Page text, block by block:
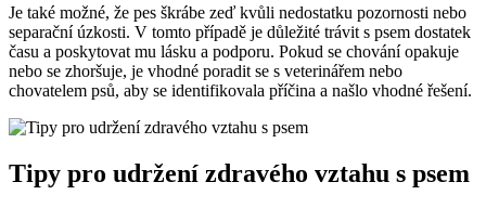
Je také možné, že pes škrábe zeď kvůli nedostatku pozornosti nebo
separační úzkosti. V tomto případě je důležité trávit s psem dostatek
času a poskytovat mu lásku a podporu. Pokud se chování opakuje
nebo se zhoršuje, je vhodné poradit se s veterinářem nebo
chovatelem psů, aby se identifikovala příčina a našlo vhodné řešení.
Tipy pro udržení zdravého vztahu s psem